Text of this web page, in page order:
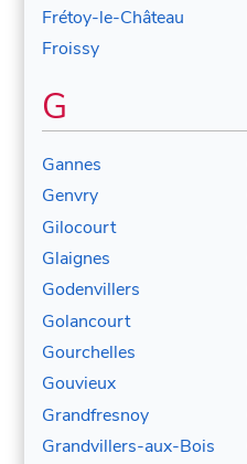
Frétoy-le-Château
Froissy
G
Gannes
Genvry
Gilocourt
Glaignes
Godenvillers
Golancourt
Gourchelles
Gouvieux
Grandfresnoy
Grandvillers-aux-Bois